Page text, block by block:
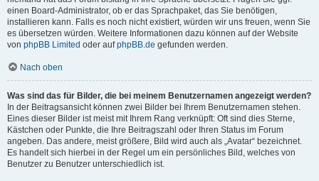
einen Board-Administrator, ob er das Sprachpaket, das Sie benötigen,
installieren kann. Falls es noch nicht existiert, würden wir uns freuen, wenn Sie
es übersetzen würden. Weitere Informationen dazu können auf der Website
von phpBB Limited oder aufphpBB.de gefunden werden.
Nach oben
Was sind das für Bilder, die bei meinem Benutzernamen angezeigt werden?
In der Beitragsansicht können zwei Bilder bei Ihrem Benutzernamen stehen.
Eines dieser Bilder ist meist mit Ihrem Rang verknüpft: Oft sind dies Sterne,
Kästchen oder Punkte, die Ihre Beitragszahl oder Ihren Status im Forum
angeben. Das andere, meist größere, Bild wird auch als „Avatar“ bezeichnet.
Es handelt sich hierbei in der Regel um ein persönliches Bild, welches von
Benutzer zu Benutzer unterschiedlich ist.